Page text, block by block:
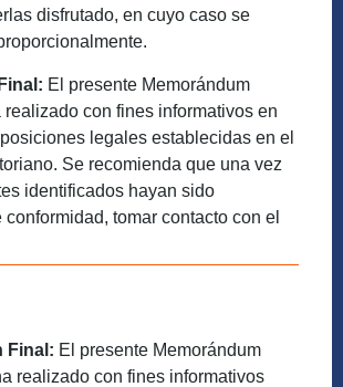
disfrutado, en cuyo caso se
El presente Memorándum
con fines informativos en
legales establecidas en el
Se recomienda que una vez
identificados hayan sido
tomar contacto con el
Final: El presente Memorándum
realizado con fines informativos